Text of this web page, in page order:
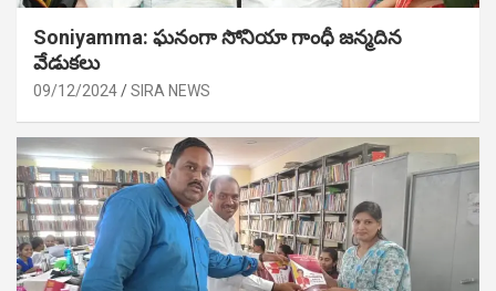
Soniyamma: ఘ‌నంగా సోనియా గాంధీ జ‌న్మ‌దిన
వేడుక‌లు
09/12/2024 SIRA NEWS